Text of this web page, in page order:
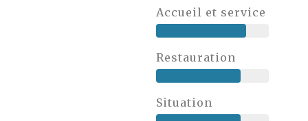
Accueil et service
Restauration
Situation